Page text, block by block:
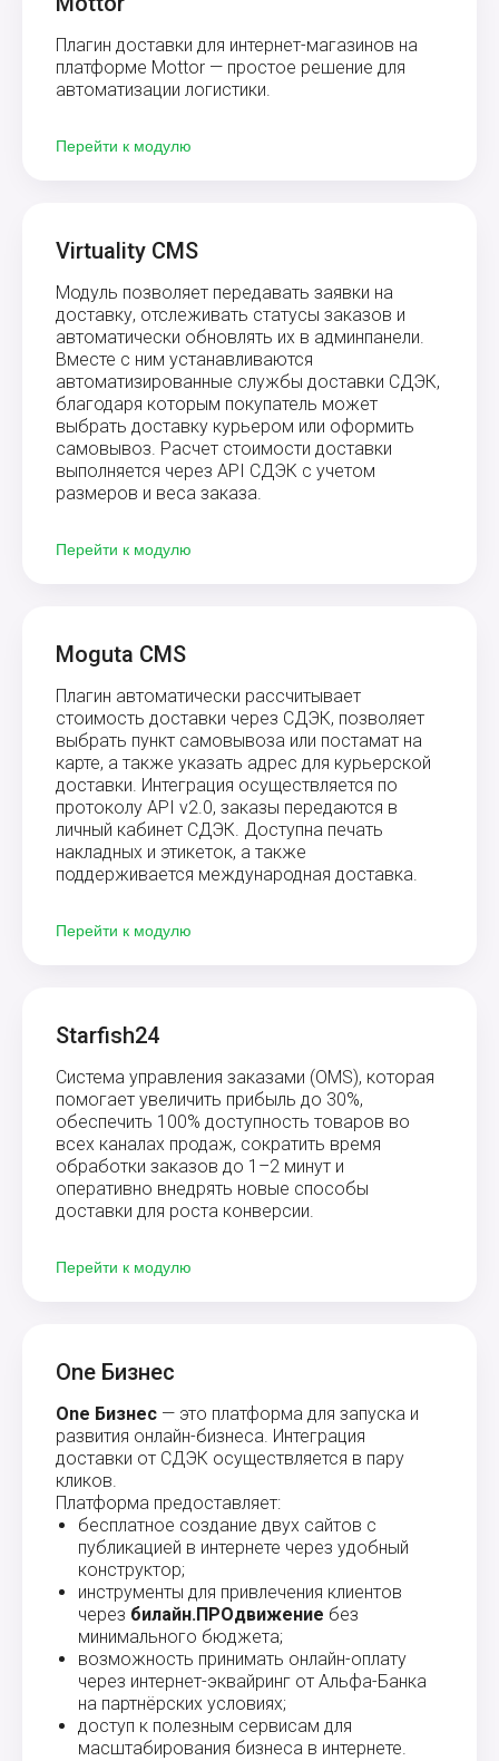
Плагин доставки для интернет-магазинов на
платформе Mottor — простое решение для
автоматизации логистики.
Перейти к модулю
Virtuality CMS
Модуль позволяет передавать заявки на
доставку, отслеживать статусы заказов и
автоматически обновлять их в админпанели.
Вместе с ним устанавливаются
автоматизированные службы доставки СДЭК,
благодаря которым покупатель может
выбрать доставку курьером или оформить
самовывоз. Расчет стоимости доставки
выполняется через API СДЭК с учетом
размеров и веса заказа.
Перейти к модулю
Moguta CMS
Плагин автоматически рассчитывает
стоимость доставки через СДЭК, позволяет
выбрать пункт самовывоза или постамат на
карте, а также указать адрес для курьерской
доставки. Интеграция осуществляется по
протоколу API v2.0, заказы передаются в
личный кабинет СДЭК. Доступна печать
накладных и этикеток, а также
поддерживается международная доставка.
Перейти к модулю
Starfish24
Система управления заказами (OMS), которая
помогает увеличить прибыль до 30%,
обеспечить 100% доступность товаров во
всех каналах продаж, сократить время
обработки заказов до 1–2 минут и
оперативно внедрять новые способы
доставки для роста конверсии.
Перейти к модулю
One Бизнес
One Бизнес — это платформа для запуска и
развития онлайн-бизнеса. Интеграция
доставки от СДЭК осуществляется в пару
кликов.
Платформа предоставляет:
бесплатное создание двух сайтов с
публикацией в интернете через удобный
конструктор;
инструменты для привлечения клиентов
через билайн.ПРОдвижение без
минимального бюджета;
возможность принимать онлайн-оплату
через интернет-эквайринг от Альфа-Банка
на партнёрских условиях;
доступ к полезным сервисам для
масштабирования бизнеса в интернете.